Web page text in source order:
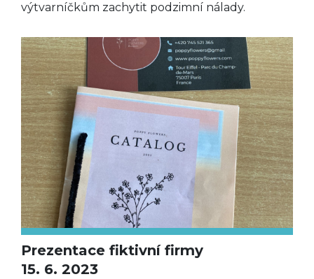
výtvarníčkům zachytit podzimní nálady.
Prezentace fiktivní firmy
15. 6. 2023